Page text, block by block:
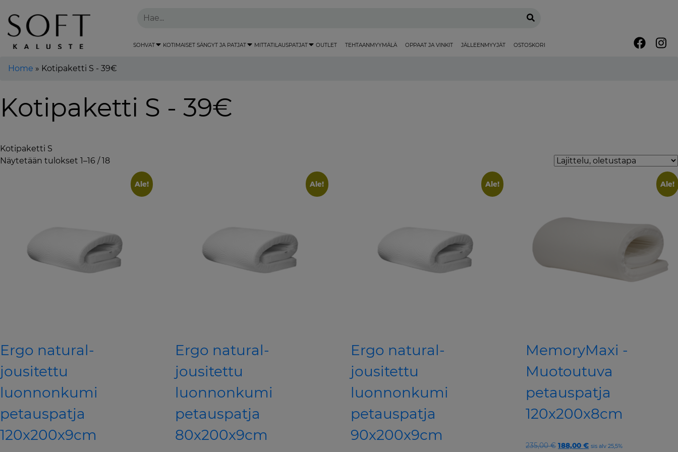
SOHVAT KOTIMAISET SÄNGYT JA PATJAT MITTATILAUSPATJAT OUTLET TEHTAANMYYMÄLÄ OPPAAT JA VINKIT JÄLLEENMYYJÄT OSTOSKORI
Home » Kotipaketti S - 39€
Kotipaketti S - 39€
Kotipaketti S
Näytetään tulokset 1–16 / 18
Ale!
Ergo natural-
jousitettu
luonnonkumi
petauspatja
120x200x9cm
Ale!
Ergo natural-
jousitettu
luonnonkumi
petauspatja
80x200x9cm
Ale!
Ergo natural-
jousitettu
luonnonkumi
petauspatja
90x200x9cm
Ale!
MemoryMaxi -
Muotoutuva
petauspatja
120x200x8cm
235,00€ Original
188,00€Current
sis alv 25,5%